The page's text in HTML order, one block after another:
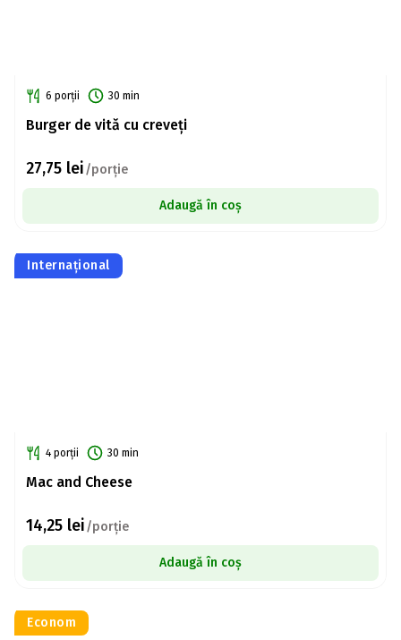
6 porții 30 min
Burger de vită cu creveți
27,75 lei/porție
Adaugă în coș
Internațional
4 porții 30 min
Mac and Cheese
14,25 lei/porție
Adaugă în coș
Econom